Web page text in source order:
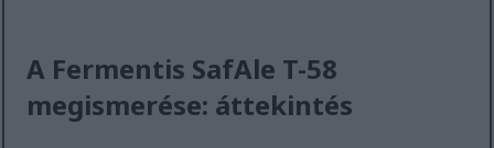
A Fermentis SafAle T-58
megismerése: áttekintés